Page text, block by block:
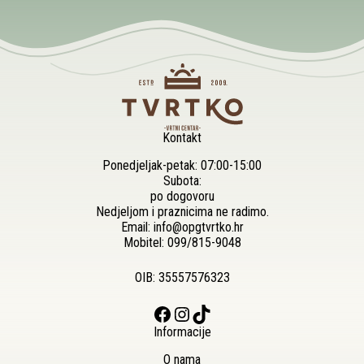
Kontakt
Ponedjeljak-petak: 07:00-15:00
Subota:
po dogovoru
Nedjeljom i praznicima ne radimo.
Email: info@opgtvrtko.hr
Mobitel: 099/815-9048
OIB: 35557576323
Facebook Instagram TikTok
Informacije
O nama